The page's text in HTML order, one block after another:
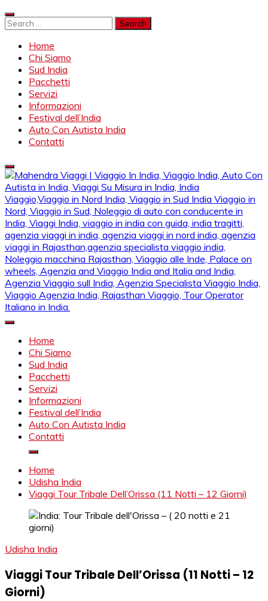
Skip
to
Search
Home
Chi Siamo
Sud India
Pacchetti
Servizi
Informazioni
Festival dell’India
Auto Con Autista India
Contatti
Autista in India, Viaggi Su Misura in India, India Viaggio,Viaggio
in Nord India, Viaggio in Sud India Viaggio in Nord, Viaggio in
Sud, Noleggio di auto con conducente in India, Viaggi India,
viaggio in india con guida, india tragitti, agenzia viaggi in india,
agenzia viaggi in nord india, agenzia viaggi in
Rajasthan,agenzia specialista viaggio india, Noleggio
macchina Rajasthan, Viaggio alle Inde, Palace on wheels,
Agenzia and Viaggio India and Italia and India, Agenzia
Viaggio sull India, Agenzia Specialista Viaggio India, Viaggio
Agenzia India, Rajasthan Viaggio, Tour Operator Italiano in
Home
Chi Siamo
Sud India
Pacchetti
Servizi
Informazioni
Festival dell’India
Auto Con Autista India
Contatti
Home
Udisha India
Viaggi Tour Tribale Dell’Orissa (11 Notti – 12 Giorni)
Udisha India
Viaggi Tour Tribale Dell’Orissa (11 Notti – 12
Giorni)